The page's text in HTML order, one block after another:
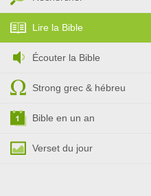
Lire la Bible
Écouter la Bible
Strong grec & hébreu
Bible en un an
Verset du jour